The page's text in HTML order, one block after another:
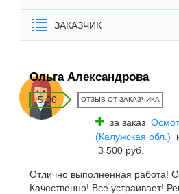
ЗАКАЗЧИК
Ольга Александрова
5.00 ОТЗЫВ ОТ ЗАКАЗЧИКА
за заказ
(Калужская обл.)
3 500 руб.
Отлично выполненная работа!
Качественно! Все устраивает!